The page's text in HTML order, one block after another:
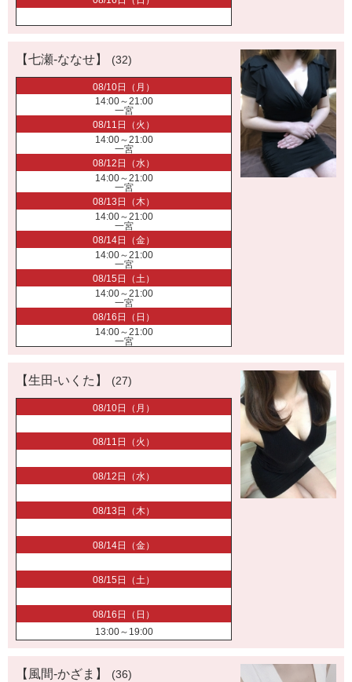
【七瀬-ななせ】 (32)
08/10日（月）
14:00～21:00
一宮
08/11日（火）
14:00～21:00
一宮
08/12日（水）
14:00～21:00
一宮
08/13日（木）
14:00～21:00
一宮
08/14日（金）
14:00～21:00
一宮
08/15日（土）
14:00～21:00
一宮
08/16日（日）
14:00～21:00
一宮
【生田-いくた】 (27)
08/10日（月）
08/11日（火）
08/12日（水）
08/13日（木）
08/14日（金）
08/15日（土）
08/16日（日）
13:00～19:00
【風間-かざま】 (36)